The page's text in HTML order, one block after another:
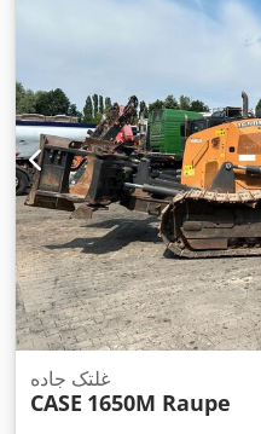
غلتک جاده
CASE 1650M Raupe